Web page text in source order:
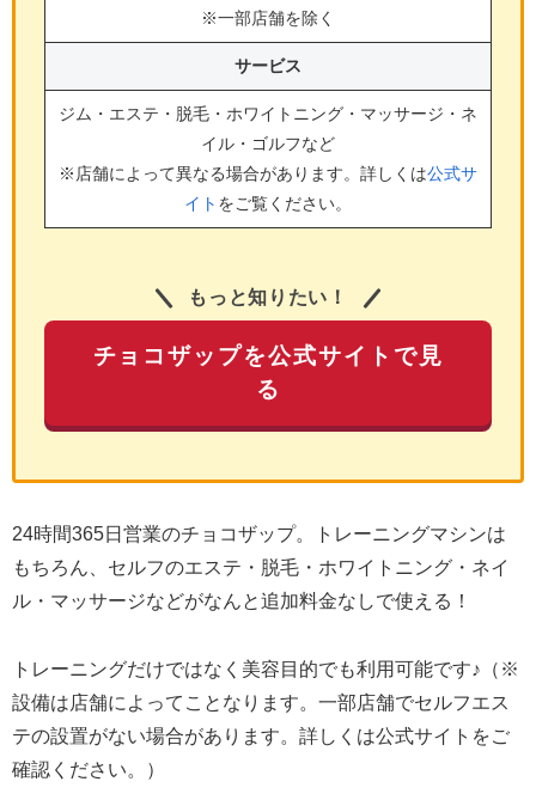
※一部店舗を除く
サービス
ジム・エステ・脱毛・ホワイトニング・マッサージ・ネ
イル・ゴルフなど
※店舗によって異なる場合があります。詳しくは公式サ
イト をご覧ください。
もっと知りたい！
チョコザップを公式サイトで見
る
24時間365日営業のチョコザップ。トレーニングマシンは
もちろん、セルフのエステ・脱毛・ホワイトニング・ネイ
ル・マッサージなどがなんと追加料金なしで使える！
トレーニングだけではなく美容目的でも利用可能です♪（※
設備は店舗によってことなります。一部店舗でセルフエス
テの設置がない場合があります。詳しくは公式サイトをご
確認ください。）